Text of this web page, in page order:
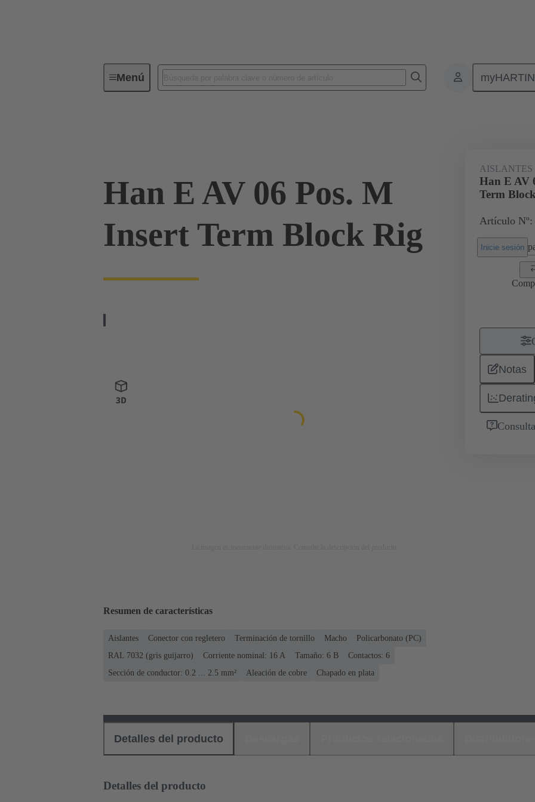
MenúConectores industriales / Han® Aislantes monobloque
Han E AV 06 Pos. M
Insert Term Block Rig
AISLANTES
Han E AV
Term
Artículo Nº:
Inicie sesión
Notas
Resumen de características
Aislantes Conector con regletero Terminación de tornillo Macho
Policarbonato (PC)
RAL 7032 (gris guijarro)
Corriente nominal: ‌16 A Tamaño: 6 B
Contactos: 6
Sección de conductor: 0.2 ... 2.5 mm²
Aleación de cobre Chapado en plata
Detalles del producto
Detalles del producto